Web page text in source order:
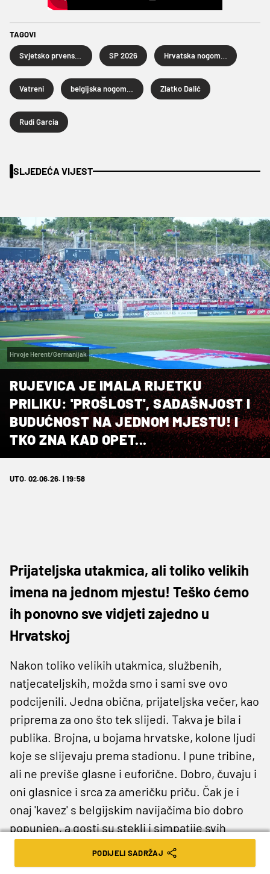
TAGOVI
SP 2026
Vatreni Zlatko Dalić
Rudi Garcia
SLJEDEĆA VIJEST
Hrvoje Herent/Germanijak
RUJEVICA JE IMALA RIJETKU
PRILIKU: 'PROŠLOST', SADAŠNJOST I
BUDUĆNOST NA JEDNOM MJESTU! I
TKO ZNA KAD OPET...
UTO. 02.06.26. | 19:58
Prijateljska utakmica, ali toliko velikih
imena na jednom mjestu! Teško ćemo
ih ponovno sve vidjeti zajedno u
Hrvatskoj
Nakon toliko velikih utakmica, službenih,
natjecateljskih, možda smo i sami sve ovo
podcijenili. Jedna obična, prijateljska večer, kao
priprema za ono što tek slijedi. Takva je bila i
publika. Brojna, u bojama hrvatske, kolone ljudi
koje se slijevaju prema stadionu. I pune tribine,
ali ne previše glasne i euforične. Dobro, čuvaju i
oni glasnice i srca za američku priču. Čak je i
onaj 'kavez' s belgijskim navijačima bio dobro
popunjen, a gosti su stekli i simpatije svih
ostalih kad su pljeskali hrvatskoj himni.
Poslužilo je i vrijeme, Sunce, čist pogled na
PODIJELI SADRŽAJ